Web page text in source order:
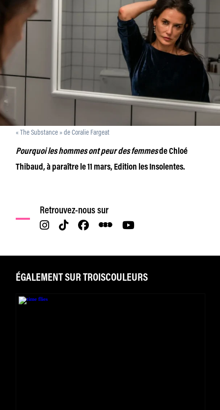
« The Substance » de Coralie Fargeat
Pourquoi les hommes ont peur des femmesde Chloé
Thibaud, à paraître le 11 mars, Edition les Insolentes.
Retrouvez-nous sur
ÉGALEMENT SUR TROISCOULEURS